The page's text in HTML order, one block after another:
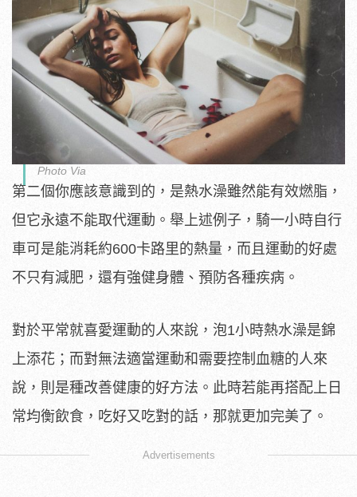
Photo Via
第二個你應該意識到的，是熱水澡雖然能有效燃脂，
但它永遠不能取代運動。舉上述例子，騎一小時自行
車可是能消耗約600卡路里的熱量，而且運動的好處
不只有減肥，還有強健身體、預防各種疾病。
對於平常就喜愛運動的人來說，泡1小時熱水澡是錦
上添花；而對無法適當運動和需要控制血糖的人來
說，則是種改善健康的好方法。此時若能再搭配上日
常均衡飲食，吃好又吃對的話，那就更加完美了。
Advertisements